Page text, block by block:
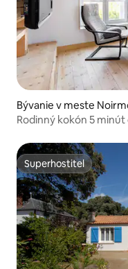
Bývanie v meste
Rodinný kokón 5
Superhostiteľ
Superhostiteľ